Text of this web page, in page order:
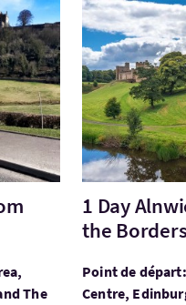
Gleneagles
The
Visitez:1 Day
1 Day
the
Point de
Centre,